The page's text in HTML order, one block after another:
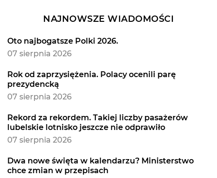
NAJNOWSZE WIADOMOŚCI
Oto najbogatsze Polki 2026.
07 sierpnia 2026
Rok od zaprzysiężenia. Polacy ocenili parę
prezydencką
07 sierpnia 2026
Rekord za rekordem. Takiej liczby pasażerów
lubelskie lotnisko jeszcze nie odprawiło
07 sierpnia 2026
Dwa nowe święta w kalendarzu? Ministerstwo
chce zmian w przepisach